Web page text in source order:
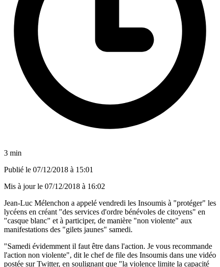
3 min
Publié le 07/12/2018 à 15:01
Mis à jour le 07/12/2018 à 16:02
Jean-Luc Mélenchon a appelé vendredi les Insoumis à "protéger" les
lycéens en créant "des services d'ordre bénévoles de citoyens" en
"casque blanc" et à participer, de manière "non violente" aux
manifestations des "gilets jaunes" samedi.
"Samedi évidemment il faut être dans l'action. Je vous recommande
l'action non violente", dit le chef de file des Insoumis dans une vidéo
postée sur Twitter, en soulignant que "la violence limite la capacité